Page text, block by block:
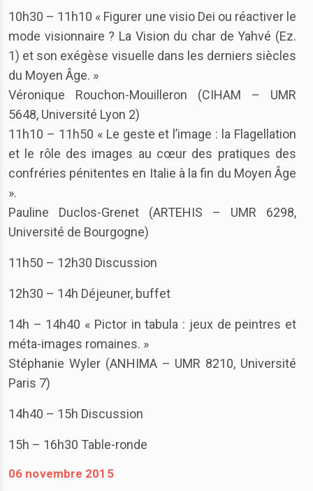
10h30 – 11h10 « Figurer une visio Dei ou réactiver le
mode visionnaire ? La Vision du char de Yahvé (Ez.
1) et son exégèse visuelle dans les derniers siècles
du Moyen Âge. »
Véronique Rouchon-Mouilleron (CIHAM – UMR
5648, Université Lyon 2)
11h10 – 11h50 « Le geste et l’image : la Flagellation
et le rôle des images au cœur des pratiques des
confréries pénitentes en Italie à la fin du Moyen Âge
».
Pauline Duclos-Grenet (ARTEHIS – UMR 6298,
Université de Bourgogne)
11h50 – 12h30 Discussion
12h30 – 14h Déjeuner, buffet
14h – 14h40 « Pictor in tabula : jeux de peintres et
méta-images romaines. »
Stéphanie Wyler (ANHIMA – UMR 8210, Université
Paris 7)
14h40 – 15h Discussion
15h – 16h30 Table-ronde
06 novembre 2015